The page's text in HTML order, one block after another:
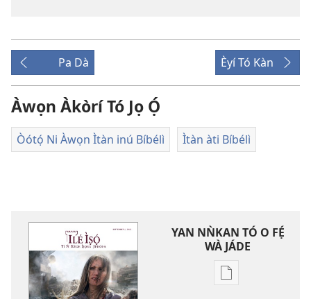
Pa Dà Èyí Tó Kàn
Àwọn Àkòrí Tó Jọ Ọ́
Òótọ́ Ni Àwọn Ìtàn inú Bíbélì Ìtàn àti Bíbélì
YAN NǸKAN TÓ O FẸ́
WÀ JÁDE
Bó